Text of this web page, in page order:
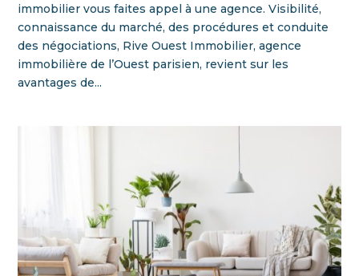
immobilier vous faites appel à une agence. Visibilité,
connaissance du marché, des procédures et conduite
des négociations, Rive Ouest Immobilier, agence
immobilière de l’Ouest parisien, revient sur les
avantages de...